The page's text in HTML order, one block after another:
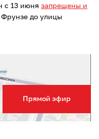
Прямой эфир
с 13 июня запрещены и
до улицы